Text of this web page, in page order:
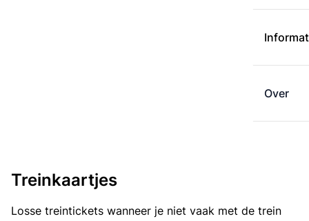
Over
Treinkaartjes
Losse treintickets wanneer je niet vaak met de trein